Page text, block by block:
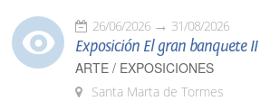
26/06/2026 31/08/2026
Exposición El gran banquete II
ARTE / EXPOSICIONES
Santa Marta de Tormes